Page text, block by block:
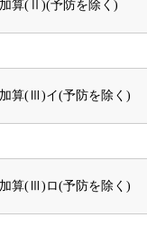
算(Ⅱ)(予防を除く)
算(Ⅲ)イ(予防を除く)
算(Ⅲ)ロ(予防を除く)